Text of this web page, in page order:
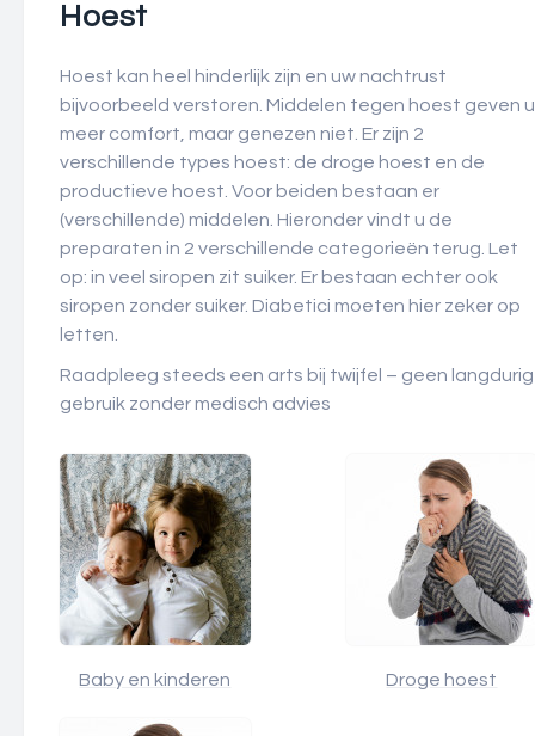
Hoest
Hoest kan heel hinderlijk zijn en uw nachtrust
bijvoorbeeld verstoren. Middelen tegen hoest geven u
meer comfort, maar genezen niet. Er zijn 2
verschillende types hoest: de droge hoest en de
productieve hoest. Voor beiden bestaan er
(verschillende) middelen. Hieronder vindt u de
preparaten in 2 verschillende categorieën terug. Let
op: in veel siropen zit suiker. Er bestaan echter ook
siropen zonder suiker. Diabetici moeten hier zeker op
letten.
Raadpleeg steeds een arts bij twijfel – geen langdurig
gebruik zonder medisch advies
Baby en kinderen Droge hoest